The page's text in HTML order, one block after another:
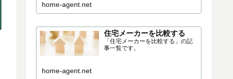
home-agent.net
住宅メーカーを比較する
「住宅メーカーを比較する」の記
事一覧です。
home-agent.net